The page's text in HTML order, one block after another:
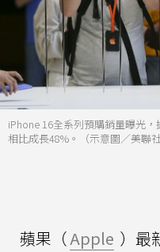
iPhone 16全系列預購銷量曝光
相比成長48%。（示意圖／美聯社
蘋果（Apple ）最